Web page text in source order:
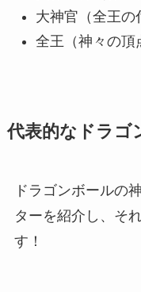
大神官（全王の
全王（神々の頂
代表的なドラゴ
ドラゴンボールの
ターを紹介し、そ
す！